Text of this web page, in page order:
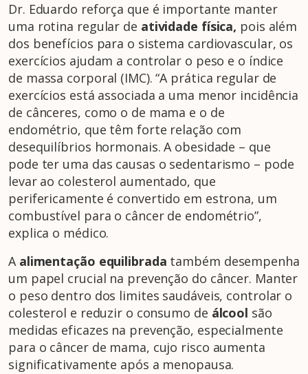
Dr. Eduardo reforça que é importante manter
uma rotina regular de atividade física, pois além
dos benefícios para o sistema cardiovascular, os
exercícios ajudam a controlar o peso e o índice
de massa corporal (IMC). “A prática regular de
exercícios está associada a uma menor incidência
de cânceres, como o de mama e o de
endométrio, que têm forte relação com
desequilíbrios hormonais. A obesidade – que
pode ter uma das causas o sedentarismo – pode
levar ao colesterol aumentado, que
perifericamente é convertido em estrona, um
combustível para o câncer de endométrio”,
explica o médico.
A alimentação equilibrada também desempenha
um papel crucial na prevenção do câncer. Manter
o peso dentro dos limites saudáveis, controlar o
colesterol e reduzir o consumo de álcool são
medidas eficazes na prevenção, especialmente
para o câncer de mama, cujo risco aumenta
significativamente após a menopausa.